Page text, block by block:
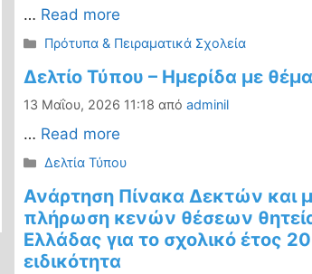
… Read more
Κατηγορίες
Πρότυπα & Πειραματικά Σχολεία
Δελτίο Τύπου – Ημερίδα με
13 Μαΐου, 2026 11:18 από adminil
… Read more
Κατηγορίες
Δελτία Τύπου
Ανάρτηση Πίνακα Δεκτών και
πλήρωση κενών θέσεων
Ελλάδας για το σχολικό έτος
ειδικότητα